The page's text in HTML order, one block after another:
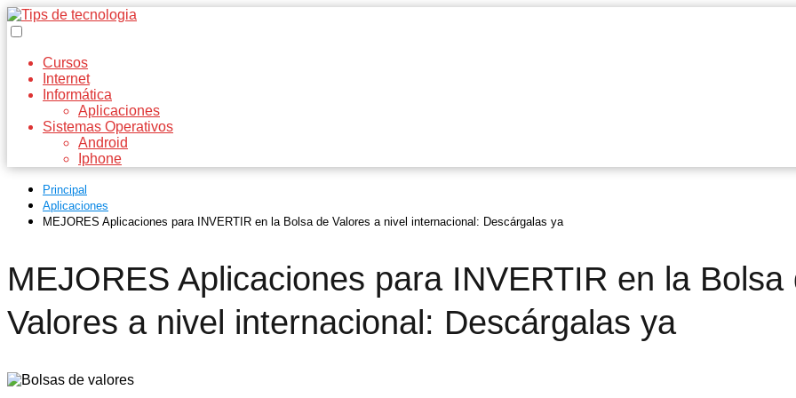
Cursos
Internet
Informática
Aplicaciones
Sistemas Operativos
Android
Iphone
Principal
Aplicaciones
MEJORES Aplicaciones para INVERTIR en la Bolsa de Valores a nivel internacional: Descárgalas ya
MEJORES Aplicaciones para INVERTIR en la Bolsa
Valores a nivel internacional: Descárgalas ya